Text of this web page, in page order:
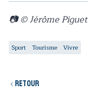
📷 © Jérôme Piguet
Sport Tourisme Vivre
Retour